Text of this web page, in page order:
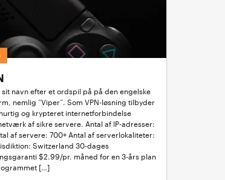
sit navn efter et ordspil på på den engelske
nemlig “Viper”. Som VPN-løsning tilbyder
og krypteret internetforbindelse
af sikre servere. Antal af IP-adresser:
af servere: 700+ Antal af serverlokaliteter:
Switzerland 30-dages
$2.99/pr. måned for en 3-års plan
[…]